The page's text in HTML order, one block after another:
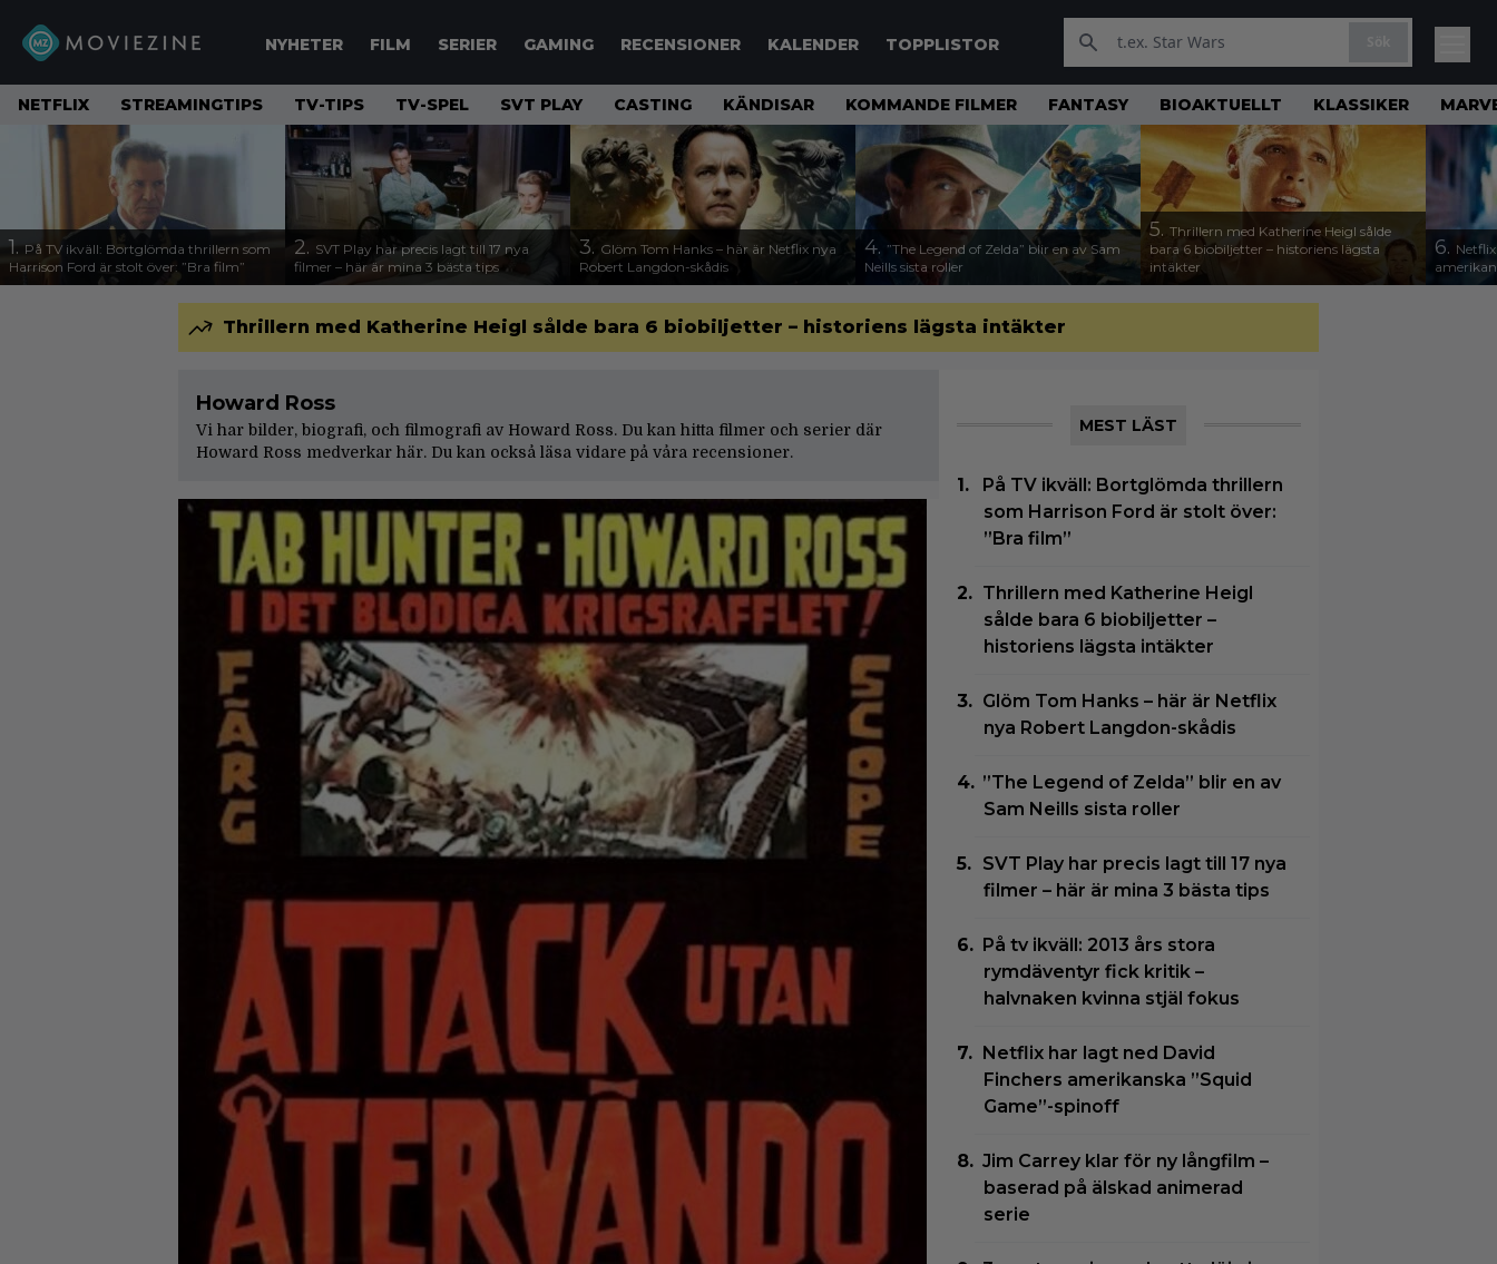
NYHETER FILM SERIER GAMING RECENSIONER KALENDER TOPPLISTOR
NETFLIX STREAMINGTIPS TV-TIPS TV-SPEL SVT PLAY CASTING KÄNDISAR KOMMANDE FILMER FANTASY BIOAKTUELLT KLASSIKER
1. På TV ikväll: Bortglömda thrillern som
Harrison Ford är stolt över: ”Bra film”
2. SVT Play har precis lagt till 17 nya
filmer – här är mina 3 bästa tips
3. Glöm Tom Hanks – här är Netflix nya
Robert Langdon-skådis
4. ”The Legend of Zelda” blir en av Sam
Neills sista roller
5. Thrillern med Katherine Heigl sålde
bara 6 biobiljetter – historiens lägsta
intäkter
6.
Thrillern med Katherine Heigl sålde bara 6 biobiljetter – historiens lägsta intäkter
Howard Ross
Vi har bilder, biografi, och filmografi av Howard Ross. Du kan hitta filmer och serier där
Howard Ross medverkar här. Du kan också läsa vidare på våra recensioner.
MEST LÄST
På TV ikväll: Bortglömda thrillern
som Harrison Ford är stolt över:
”Bra film”
Thrillern med Katherine Heigl
sålde bara 6 biobiljetter –
historiens lägsta intäkter
Glöm Tom Hanks – här är Netflix
nya Robert Langdon-skådis
”The Legend of Zelda” blir en av
Sam Neills sista roller
SVT Play har precis lagt till 17 nya
filmer – här är mina 3 bästa tips
På tv ikväll: 2013 års stora
rymdäventyr fick kritik –
halvnaken kvinna stjäl fokus
Netflix har lagt ned David
Finchers amerikanska ”Squid
Game”-spinoff
Jim Carrey klar för ny långfilm –
baserad på älskad animerad
serie